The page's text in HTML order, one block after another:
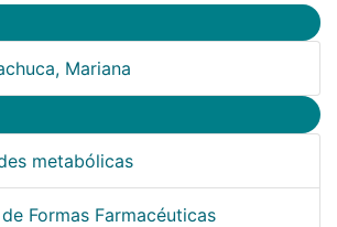
Mariana
metabólicas
Formas Farmacéuticas